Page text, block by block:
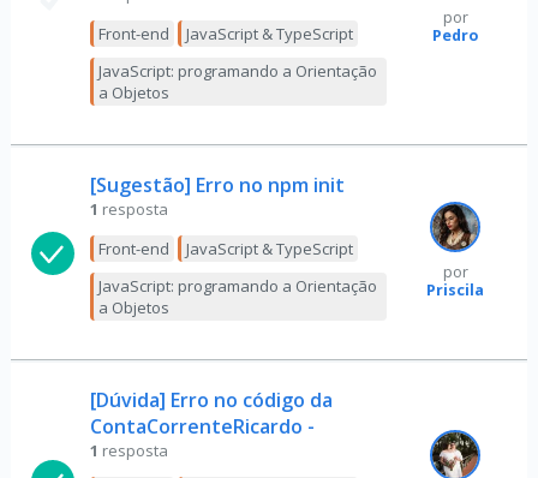
Front-end
JavaScript & TypeScript
JavaScript: programando a Orientação
a Objetos
por
Pedro
[Sugestão] Erro no npm init
1 resposta
Front-end
JavaScript & TypeScript
JavaScript: programando a Orientação
a Objetos
por
Priscila
[Dúvida] Erro no código da
ContaCorrenteRicardo -
1 resposta